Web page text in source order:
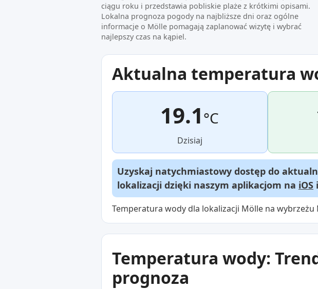
ciągu roku i przedstawia pobliskie plaże z krótkimi opisami.
Lokalna prognoza pogody na najbliższe dni oraz ogólne
informacje o Mölle pomagają zaplanować wizytę i wybrać
najlepszy czas na kąpiel.
Aktualna temperatura
19.1°C
Dzisiaj
Uzyskaj natychmiastowy dostęp do
lokalizacji dzięki naszym aplikacjom na iOS i
Temperatura wody dla lokalizacji Mölle na wybrzeżu
Temperatura wody:
prognoza